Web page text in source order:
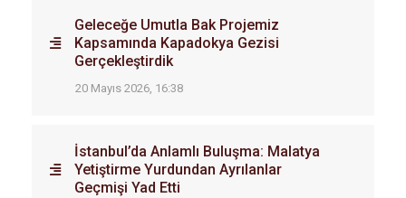
Geleceğe Umutla Bak Projemiz
Kapsamında Kapadokya Gezisi
Gerçekleştirdik
20 Mayıs 2026, 16:38
İstanbul’da Anlamlı Buluşma: Malatya
Yetiştirme Yurdundan Ayrılanlar
Geçmişi Yad Etti